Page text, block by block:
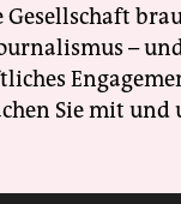
Gesellschaft
–
Sie mit und